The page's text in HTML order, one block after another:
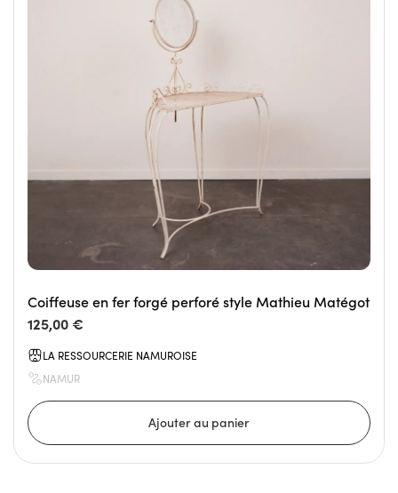
Coiffeuse en fer forgé perforé style Mathieu Matégot
125,00 €
LA RESSOURCERIE NAMUROISE
NAMUR